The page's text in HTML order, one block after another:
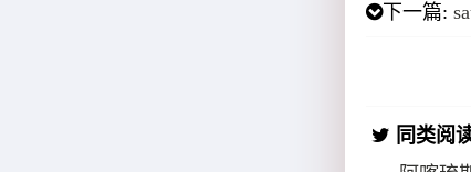
下一篇:
同类阅